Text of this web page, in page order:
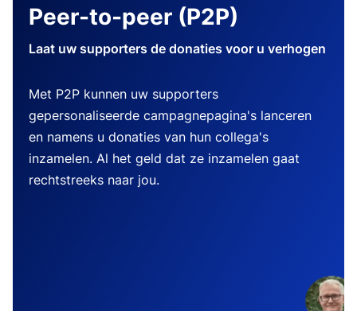
Peer-to-peer (P2P)
Laat uw supporters de donaties voor u verhogen
Met P2P kunnen uw supporters
gepersonaliseerde campagnepagina's lanceren
en namens u donaties van hun collega's
inzamelen. Al het geld dat ze inzamelen gaat
rechtstreeks naar jou.